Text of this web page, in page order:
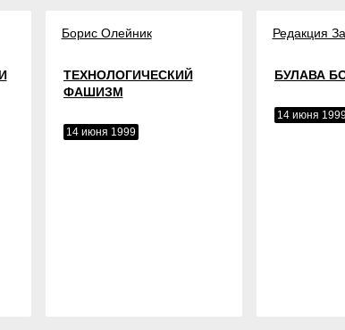
Борис Олейник
ТЕХНОЛОГИЧЕСКИЙ
ФАШИЗМ
14 июня 1999
Редакция
БУЛАВА
14 июня